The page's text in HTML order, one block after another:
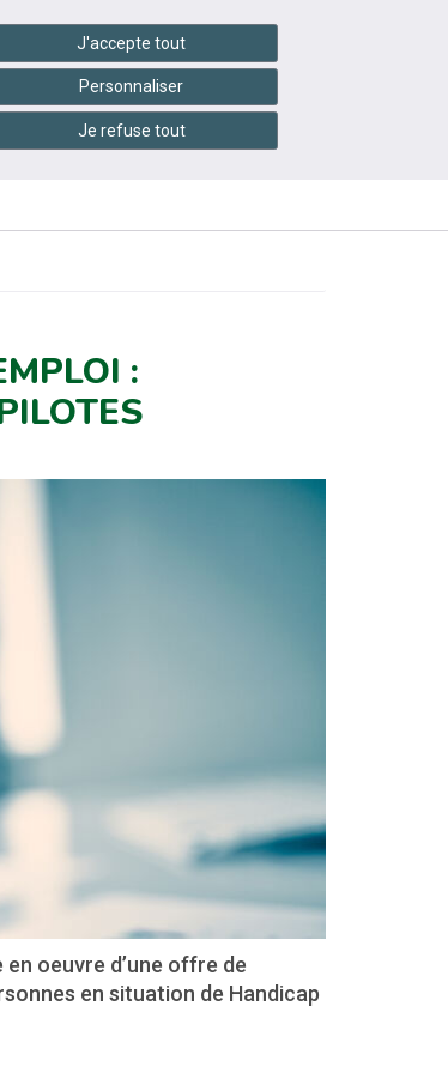
settings_accessibility Accessibilité
INFOS
PRATIQUES
CONTACTEZ-
NOUS
:
oeuvre d’une offre de
en situation de Handicap
J'accepte tout
Personnaliser
Je refuse tout